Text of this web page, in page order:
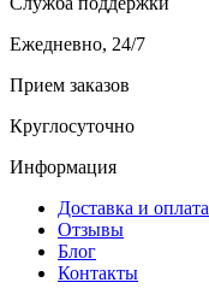
Ежедневно, 24/7
Прием заказов
Круглосуточно
Информация
Доставка и оплата
Отзывы
Блог
Контакты